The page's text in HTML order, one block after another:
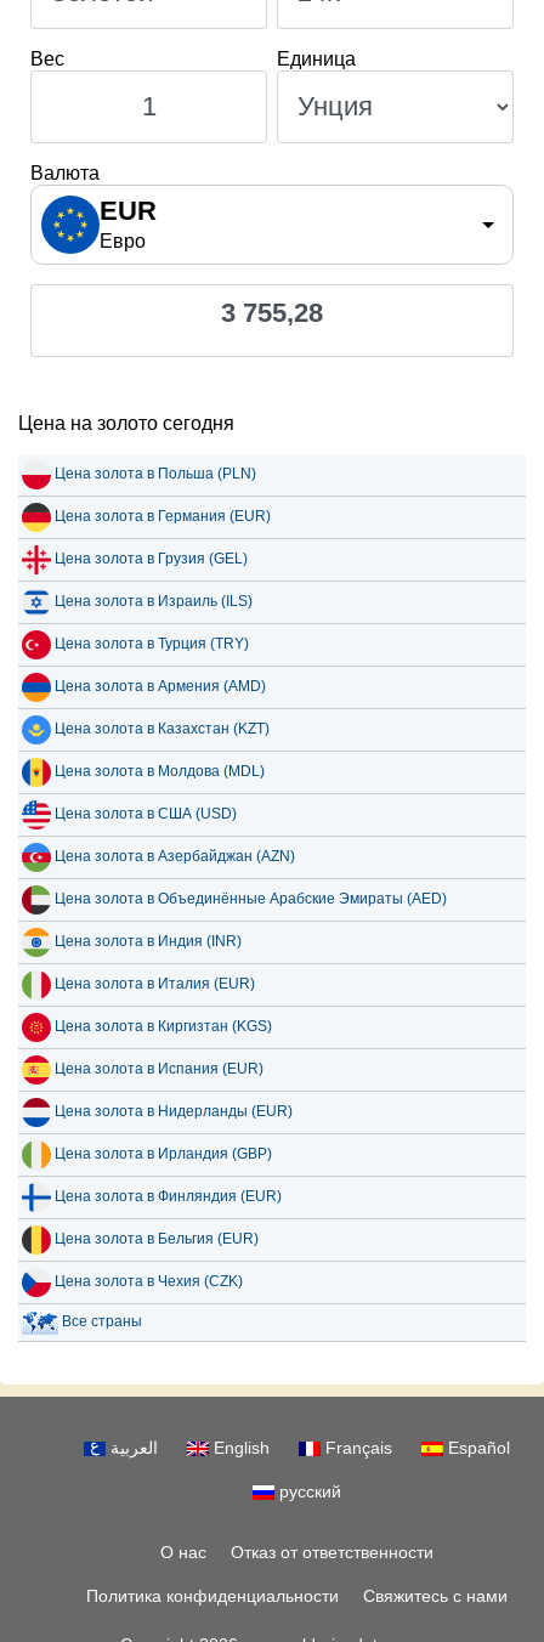
Вес Единица
Валюта
EUR
Евро
3 755,28
Цена на золото сегодня
Цена золота в Польша (PLN)
Цена золота в Германия (EUR)
Цена золота в Грузия (GEL)
Цена золота в Израиль (ILS)
Цена золота в Турция (TRY)
Цена золота в Армения (AMD)
Цена золота в Казахстан (KZT)
Цена золота в Молдова (MDL)
Цена золота в США (USD)
Цена золота в Азербайджан (AZN)
Цена золота в Объединённые Арабские Эмираты (AED)
Цена золота в Индия (INR)
Цена золота в Италия (EUR)
Цена золота в Киргизтан (KGS)
Цена золота в Испания (EUR)
Цена золота в Нидерланды (EUR)
Цена золота в Ирландия (GBP)
Цена золота в Финляндия (EUR)
Цена золота в Бельгия (EUR)
Цена золота в Чехия (CZK)
Все страны
العربية English Français Español
русский
О нас Отказ от ответственности
Политика конфиденциальности Свяжитесь с нами